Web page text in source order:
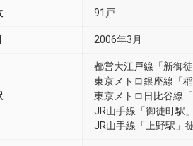
91戸
2006年3月
都営大江戸線「新御
東京メトロ銀座線「
東京メトロ日比谷線
JR山手線「御徒町駅
JR山手線「上野駅」